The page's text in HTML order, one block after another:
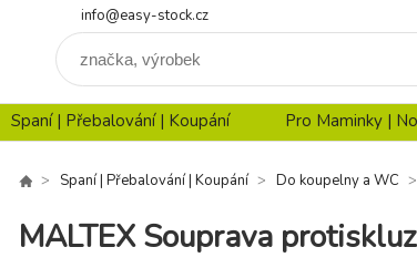
info@easy-stock.cz
Spaní | Přebalování | Koupání Pro Maminky |
Spaní | Přebalování | Koupání Do koupelny a WC
MALTEX Souprava